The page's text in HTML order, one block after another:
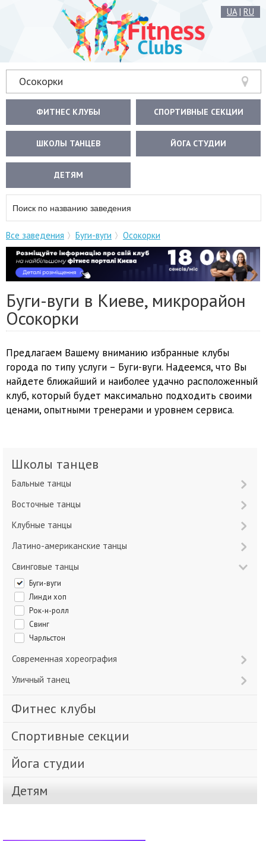
UA| RU
Осокорки
ФИТНЕС КЛУБЫ СПОРТИВНЫЕ СЕКЦИИ
ШКОЛЫ ТАНЦЕВ ЙОГА СТУДИИ
ДЕТЯМ
Все заведения Буги-вуги Осокорки
Буги-вуги в Киеве, микрорайон
Осокорки
Предлагаем Вашему вниманию избранные клубы
города по типу услуги – Буги-вуги. Надеемся, что Вы
найдете ближайший и наиболее удачно расположенный
клуб, который будет максимально подходить своими
ценами, опытными тренерами и уровнем сервиса.
Школы танцев
Бальные танцы
Восточные танцы
Клубные танцы
Латино-американские танцы
Свинговые танцы
Буги-вуги
Линди хоп
Рок-н-ролл
Свинг
Чарльстон
Современная хореография
Уличный танец
Фитнес клубы
Спортивные секции
Йога студии
Детям